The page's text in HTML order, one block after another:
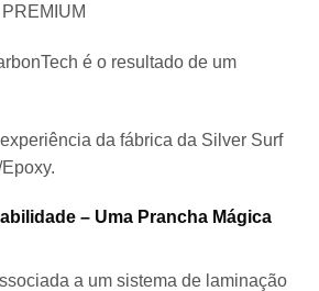
é o resultado de um
da fábrica da Silver Surf
– Uma Prancha Mágica
a um sistema de laminação